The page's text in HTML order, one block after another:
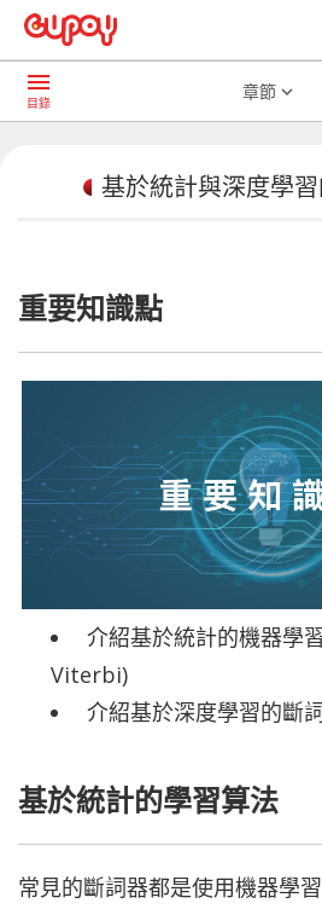
AI共學社群play_arrow
menu
目錄
章節 expand_more
基於統計與深度學
重要知識點
介紹基於統計的機器學
Viterbi)
介紹基於深度學習的斷
基於統計的學習算法
常見的斷詞器都是使用機器學